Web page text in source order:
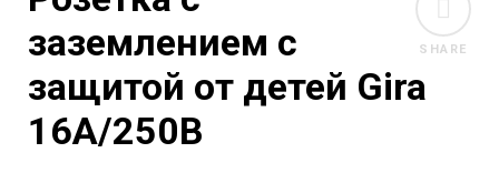
SHARE
заземлением с
защитой от детей Gira
16А/250В